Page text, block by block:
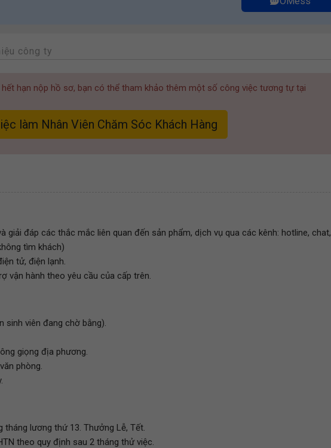
công ty
hạn nộp hồ sơ, bạn có thể tham khảo thêm một số công việc tương tự tại
làm Nhân Viên Chăm Sóc Khách Hàng
giải đáp các thắc mắc liên quan đến sản phẩm, dịch vụ qua các kênh: hotline, chat,
tìm khách)
tử, điện lạnh.
vận hành theo yêu cầu của cấp trên.
sinh viên đang chờ bằng).
giọng địa phương.
phòng.
lương thứ 13. Thưởng Lễ, Tết.
theo quy định sau 2 tháng thử việc.